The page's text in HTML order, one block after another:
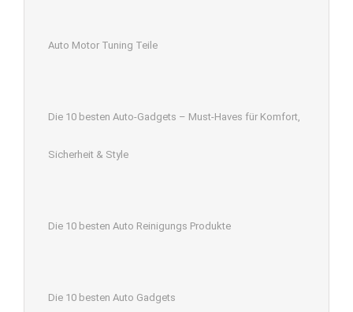
Auto Motor Tuning Teile
Die 10 besten Auto-Gadgets – Must-Haves für Komfort,
Sicherheit & Style
Die 10 besten Auto Reinigungs Produkte
Die 10 besten Auto Gadgets